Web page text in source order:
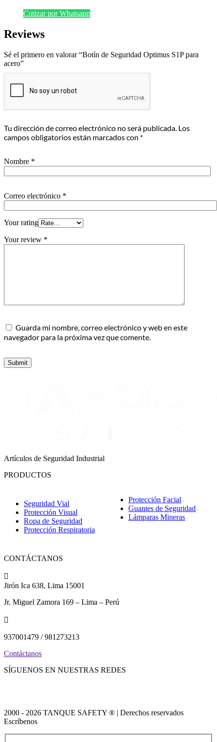
Cotizar por Whatsapp
Reviews
Sé el primero en valorar “Botín de Seguridad Optimus S1P para
acero”
Tu dirección de correo electrónico no será publicada. Los
campos obligatorios están marcados con *
Your rating
Your review *
Nombre *
Correo electrónico *
Guarda mi nombre, correo electrónico y web en este
navegador para la próxima vez que comente.
Submit
Artículos de Seguridad Industrial
PRODUCTOS
Seguridad Vial
Protección Visual
Ropa de Seguridad
Protección Respiratoria
Protección Facial
Guantes de Seguridad
Lámparas Mineras
CONTÁCTANOS

Jirón Ica 638, Lima 15001
Jr. Miguel Zamora 169 – Lima – Perú

937001479 / 981273213
Contáctanos
SÍGUENOS EN NUESTRAS REDES
2000 - 2026 TANQUE SAFETY ® | Derechos reservados
Escríbenos